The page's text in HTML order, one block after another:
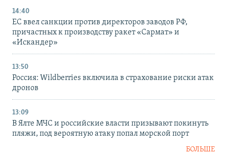
14:40
ЕС ввел санкции против директоров заводов РФ,
причастных к производству ракет «Сармат» и
«Искандер»
13:50
Россия: Wildberries включила в страхование риски атак
дронов
13:09
В Ялте МЧС и российские власти призывают покинуть
пляжи, под вероятную атаку попал морской порт
БОЛЬШЕ